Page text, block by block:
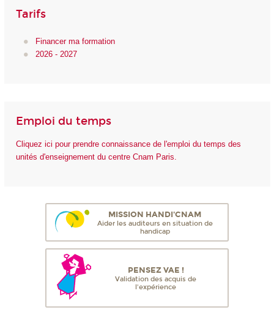
Tarifs
Financer ma formation
2026 - 2027
Emploi du temps
Cliquez ici pour prendre connaissance de l'emploi du temps des
unités d'enseignement du centre Cnam Paris.
MISSION HANDI'CNAM
Aider les auditeurs en situation de
handicap
PENSEZ VAE !
Validation des acquis de
l'expérience